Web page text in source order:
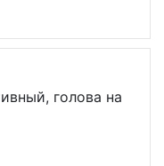
голова на